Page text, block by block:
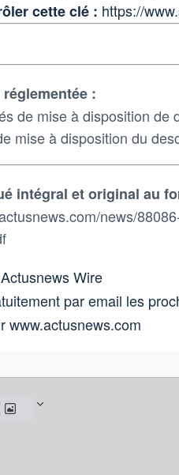
cette clé : https://
:
de mise à disposition de
mise à disposition du
intégral et original au
news/
Wire
par email les
www.actusnews.com